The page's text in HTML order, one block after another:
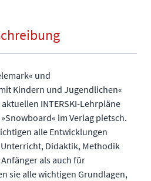
und
Kindern und Jugendlichen«
INTERSKI-Lehrpläne
im Verlag pietsch.
alle Entwicklungen
Didaktik, Methodik
als auch für
sie alle wichtigen Grundlagen,